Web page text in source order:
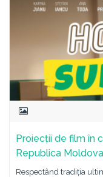
Proiecții de film în
Republica Moldova
Respectând tradiția